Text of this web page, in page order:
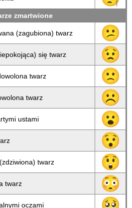
zmartwione
(zagubiona) twarz 😕
się twarz 😟
twarz 🙁
twarz ☹
ustami 😮
😯
twarz 😲
twarz 😳
oczami